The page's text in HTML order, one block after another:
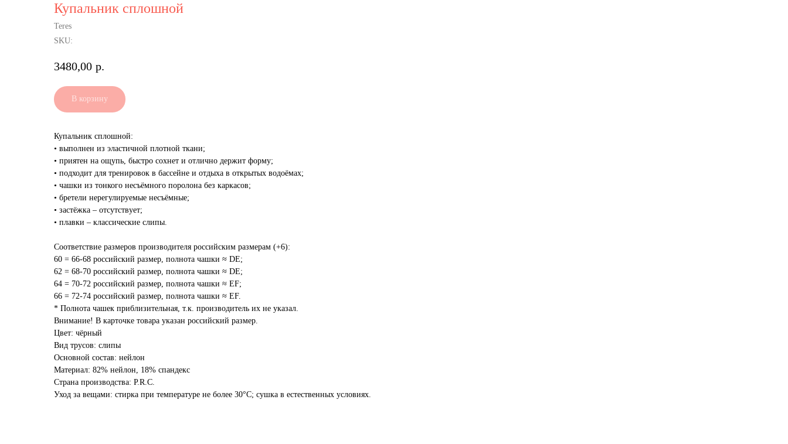
Купальник сплошной
Teres
SKU:
3480,00 р.
В корзину
Купальник сплошной:
• выполнен из эластичной плотной ткани;
• приятен на ощупь, быстро сохнет и отлично держит форму;
• подходит для тренировок в бассейне и отдыха в открытых водоёмах;
• чашки из тонкого несъёмного поролона без каркасов;
• бретели нерегулируемые несъёмные;
• застёжка – отсутствует;
• плавки – классические слипы.
Соответствие размеров производителя российским размерам (+6):
60 = 66-68 российский размер, полнота чашки ≈ DE;
62 = 68-70 российский размер, полнота чашки ≈ DE;
64 = 70-72 российский размер, полнота чашки ≈ EF;
66 = 72-74 российский размер, полнота чашки ≈ EF.
* Полнота чашек приблизительная, т.к. производитель их не указал.
Внимание! В карточке товара указан российский размер.
Цвет: чёрный
Вид трусов: слипы
Основной состав: нейлон
Материал: 82% нейлон, 18% спандекс
Страна производства: P.R.C.
Уход за вещами: стирка при температуре не более 30°C; сушка в естественных условиях.